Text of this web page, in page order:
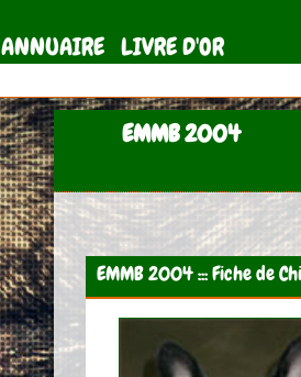
ANNUAIRE LIVRE D'OR
EMMB 2004
EMMB 2004 ::: Fiche de